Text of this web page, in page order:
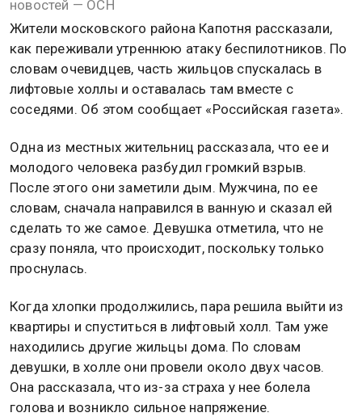
новостей — ОСН
Жители московского района Капотня рассказали,
как переживали утреннюю атаку беспилотников. По
словам очевидцев, часть жильцов спускалась в
лифтовые холлы и оставалась там вместе с
соседями. Об этом сообщает «Российская газета».
Одна из местных жительниц рассказала, что ее и
молодого человека разбудил громкий взрыв.
После этого они заметили дым. Мужчина, по ее
словам, сначала направился в ванную и сказал ей
сделать то же самое. Девушка отметила, что не
сразу поняла, что происходит, поскольку только
проснулась.
Когда хлопки продолжились, пара решила выйти из
квартиры и спуститься в лифтовый холл. Там уже
находились другие жильцы дома. По словам
девушки, в холле они провели около двух часов.
Она рассказала, что из-за страха у нее болела
голова и возникло сильное напряжение.